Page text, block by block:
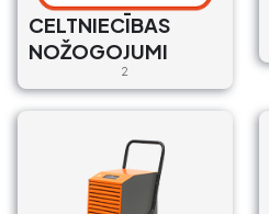
CELTNIECĪBAS
NOŽOGOJUMI
2